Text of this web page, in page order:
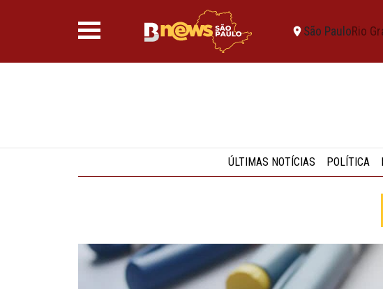
São PauloRio
ÚLTIMAS NOTÍCIAS POLÍTICA